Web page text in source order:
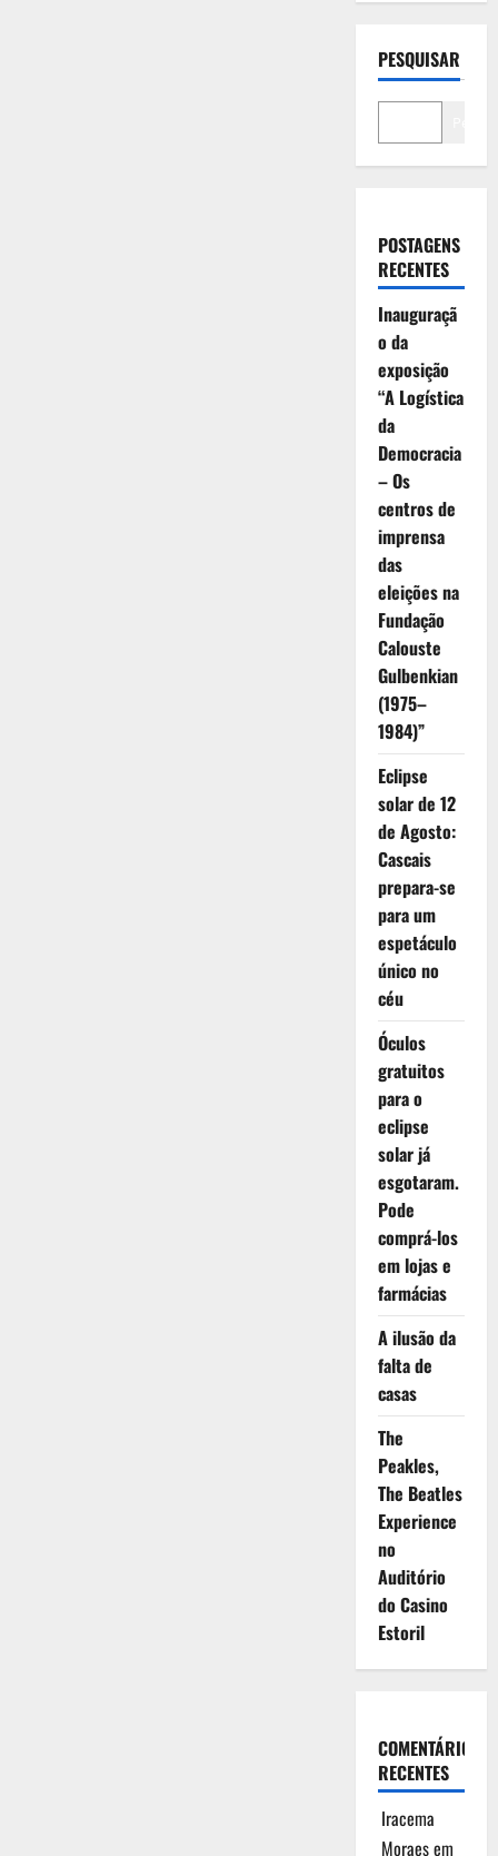
PESQUISAR
POSTAGENS
RECENTES
Inauguraçã
o da
exposição
“A Logística
da
Democracia
– Os
centros de
imprensa
das
eleições na
Fundação
Calouste
Gulbenkian
(1975–
1984)”
Eclipse
solar de 12
de Agosto:
Cascais
prepara-se
para um
espetáculo
único no
céu
Óculos
gratuitos
para o
eclipse
solar já
esgotaram.
Pode
comprá-los
em lojas e
farmácias
A ilusão da
falta de
casas
The
Peakles,
The Beatles
Experience
no
Auditório
do Casino
Estoril
COMENTÁRIOS
RECENTES
Iracema
Moraesem